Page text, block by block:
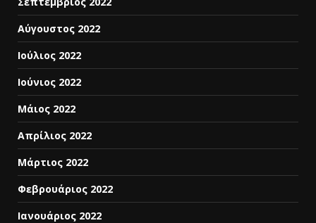
Αύγουστος 2022
Ιούλιος 2022
Ιούνιος 2022
Μάιος 2022
Απρίλιος 2022
Μάρτιος 2022
Φεβρουάριος 2022
Ιανουάριος 2022